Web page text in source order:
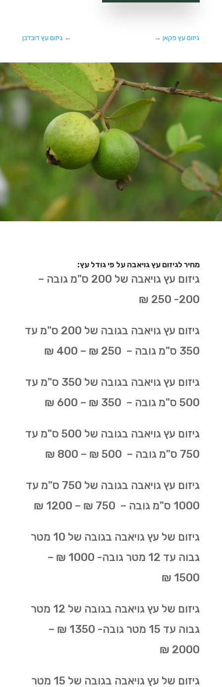
← גיזום עץ דובדבן גיזום עץ פקאן→
מחיר לגיזום עץ גויאבה על פי גודל עץ:
גיזום עץ גויאבה של 200 ס"מ גובה –
200- 250 ₪
גיזום עץ גויאבה בגובה של 200 ס"מ עד
350 ס"מ גובה – 250 ₪ – 400 ₪
גיזום עץ גויאבה בגובה של 350 ס"מ עד
500 ס"מ גובה – 350 ₪ – 600 ₪
גיזום עץ גויאבה בגובה של 500 ס"מ עד
750 ס"מ גובה – 500 ₪ – 800 ₪
גיזום עץ גויאבה בגובה של 750 ס"מ עד
1000 ס"מ גובה – 750 ₪ – 1200 ₪
גיזום של עץ גויאבה בגובה של 10 מטר
גבוה עד 12 מטר גובה- 1000 ₪ –
1500 ₪
גיזום של עץ גויאבה בגובה של 12 מטר
גבוה עד 15 מטר גובה- 1350 ₪ –
2000 ₪
גיזום של עץ גויאבה בגובה של 15 מטר